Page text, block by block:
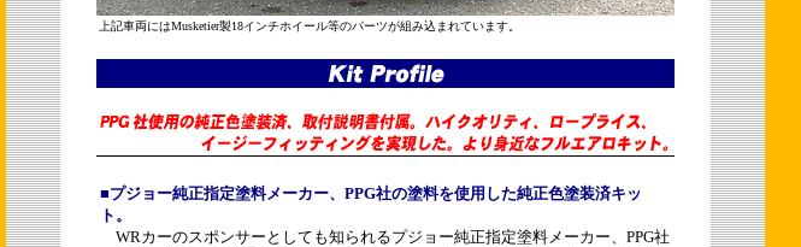
上記車両にはMusketier製18インチホイール等のパーツが組み込まれています。
■プジョー純正指定塗料メーカー、PPG社の塗料を使用した純正色塗装済キッ
ト。
WRカーのスポンサーとしても知られるプジョー純正指定塗料メーカー、PPG社